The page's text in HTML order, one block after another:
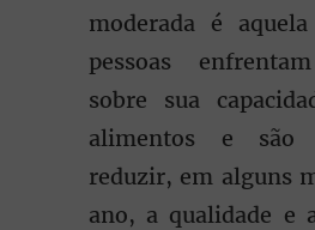
moderada é
pessoas
sobre sua
alimentos e são
reduzir, em alguns
ano, a qualidade e